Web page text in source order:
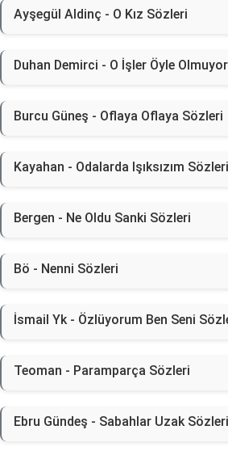
Ayşegül Aldinç - O Kız Sözleri
Duhan Demirci - O İşler Öyle
Burcu Güneş - Oflaya Oflaya Sözleri
Kayahan - Odalarda Işıksızım Sözleri
Bergen - Ne Oldu Sanki Sözleri
Bö - Nenni Sözleri
İsmail Yk - Özlüyorum Ben Seni
Teoman - Paramparça Sözleri
Ebru Gündeş - Sabahlar Uzak Sözleri